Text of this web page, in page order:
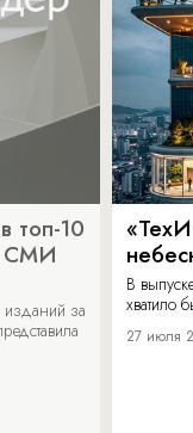
топ-10
СМИ
изданий за
В
хватило
27 июля